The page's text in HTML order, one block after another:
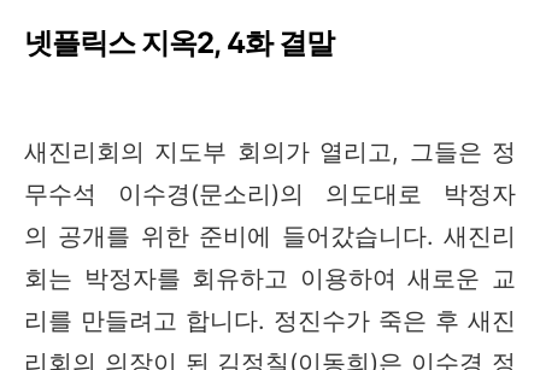
넷플릭스 지옥2, 4화 결말
새진리회의 지도부 회의가 열리고, 그들은 정
무수석 이수경(문소리)의 의도대로 박정자
의 공개를 위한 준비에 들어갔습니다. 새진리
회는 박정자를 회유하고 이용하여 새로운 교
리를 만들려고 합니다. 정진수가 죽은 후 새진
리회의 의장이 된 김정칠(이동희)은 이수경 정